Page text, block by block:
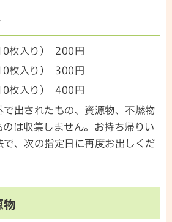
枚入り） 200円
枚入り） 300円
枚入り） 400円
で出されたもの、資源物、不燃物
のは収集しません。お持ち帰りい
で、次の指定日に再度お出しくだ
物